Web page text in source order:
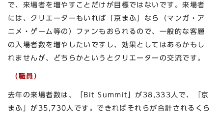
で、来場者を増やすことだけが目標ではないです。来場者
には、クリエーターもいれば「京まふ」なら（マンガ・ア
ニメ・ゲーム等の）ファンもおられるので、一般的な客層
の入場者数を増やしたいですし、効果としてはあるかもし
れませんが、どちらかというとクリエーターの交流です。
（職員）
去年の来場者数は、「Bit Summit」が38,333人で、「京
まふ」が35,730人です。できればそれらが合計されるくら